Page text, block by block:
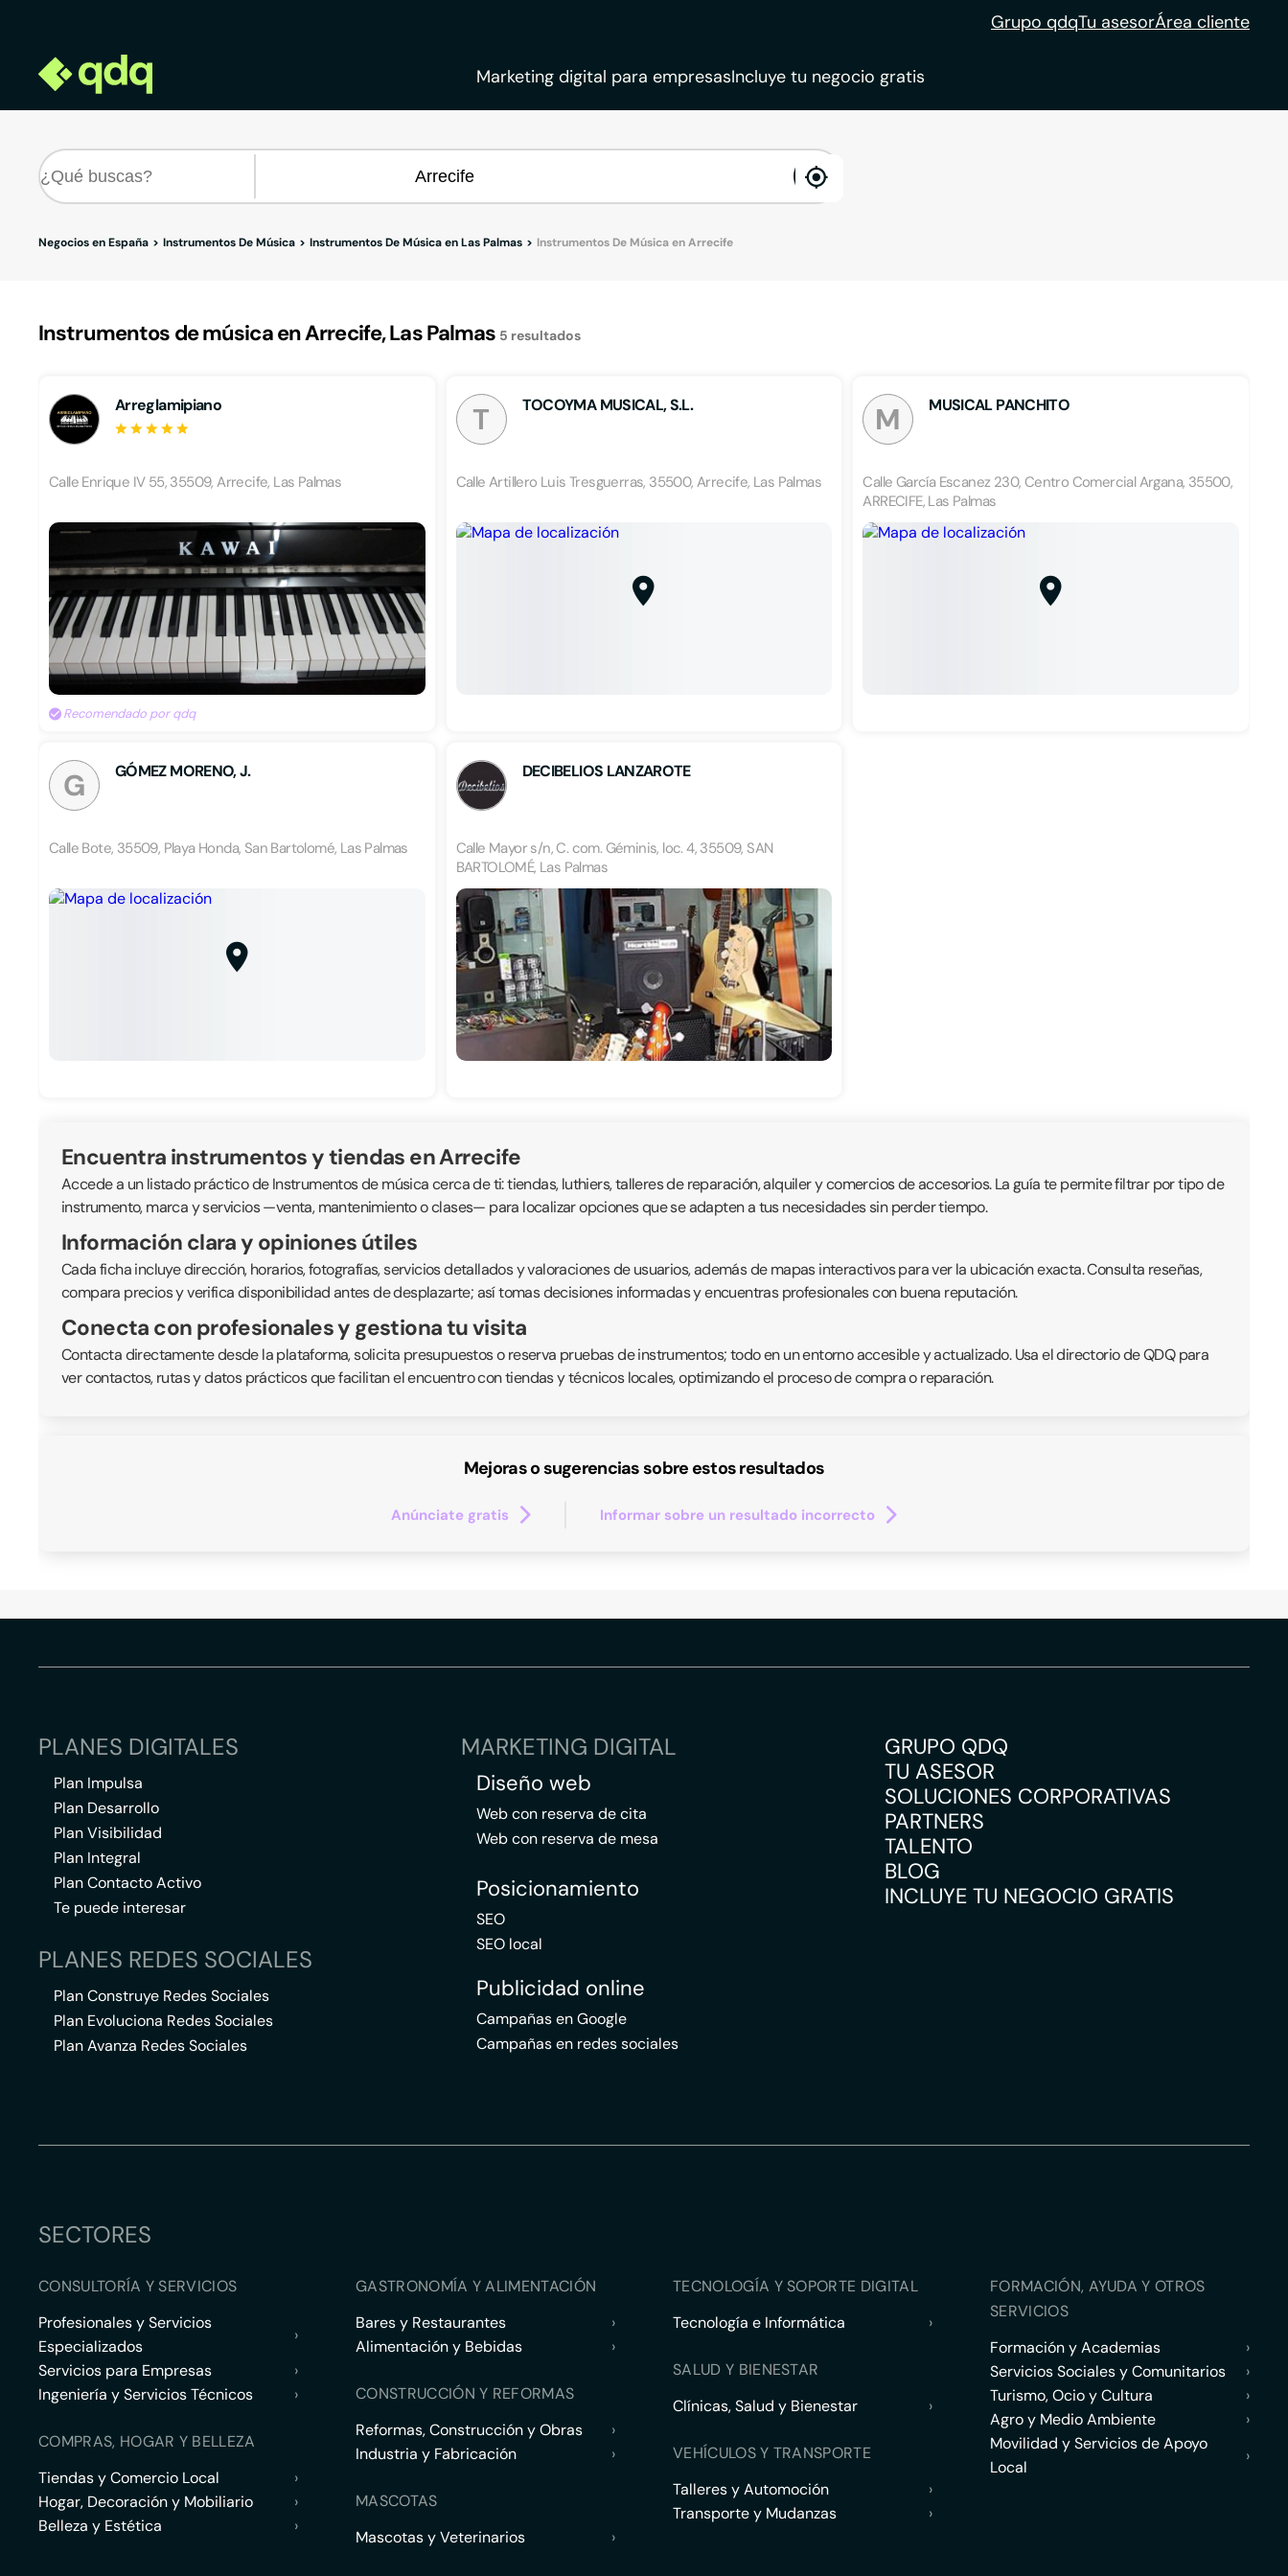
Grupo qdqTu asesorÁrea cliente
Marketing digital para empresasIncluye tu negocio gratis
enable
Negocios en España Instrumentos De Música Instrumentos De Música en Las Palmas Instrumentos De Música en Arrecife
Instrumentos de música en Arrecife, Las Palmas 5 resultados
Arreglamipiano
Calle Enrique IV 55, 35509, Arrecife, Las Palmas
Recomendado por qdq
T TOCOYMA MUSICAL, S.L.
Calle Artillero Luis Tresguerras, 35500, Arrecife, Las Palmas
M MUSICAL PANCHITO
Calle García Escanez 230, Centro Comercial Argana, 35500,
ARRECIFE, Las Palmas
G GÓMEZ MORENO, J.
Calle Bote, 35509, Playa Honda, San Bartolomé, Las Palmas
DECIBELIOS LANZAROTE
Calle Mayor s/n, C. com. Géminis, loc. 4, 35509, SAN
BARTOLOMÉ, Las Palmas
Encuentra instrumentos y tiendas en Arrecife
Accede a un listado práctico de Instrumentos de música cerca de ti: tiendas, luthiers, talleres de reparación, alquiler y comercios de accesorios. La guía te permite filtrar por tipo de
instrumento, marca y servicios —venta, mantenimiento o clases— para localizar opciones que se adapten a tus necesidades sin perder tiempo.
Información clara y opiniones útiles
Cada ficha incluye dirección, horarios, fotografías, servicios detallados y valoraciones de usuarios, además de mapas interactivos para ver la ubicación exacta. Consulta reseñas,
compara precios y verifica disponibilidad antes de desplazarte; así tomas decisiones informadas y encuentras profesionales con buena reputación.
Conecta con profesionales y gestiona tu visita
Contacta directamente desde la plataforma, solicita presupuestos o reserva pruebas de instrumentos; todo en un entorno accesible y actualizado. Usa el directorio de QDQ para
ver contactos, rutas y datos prácticos que facilitan el encuentro con tiendas y técnicos locales, optimizando el proceso de compra o reparación.
Mejoras o sugerencias sobre estos resultados
Anúnciate gratis Informar sobre un resultado incorrecto
PLANES DIGITALES
Plan Impulsa
Plan Desarrollo
Plan Visibilidad
Plan Integral
Plan Contacto Activo
Te puede interesar
PLANES REDES SOCIALES
Plan Construye Redes Sociales
Plan Evoluciona Redes Sociales
Plan Avanza Redes Sociales
MARKETING DIGITAL
Diseño web
Web con reserva de cita
Web con reserva de mesa
Posicionamiento
SEO
SEO local
Publicidad online
Campañas en Google
Campañas en redes sociales
GRUPO QDQ
TU ASESOR
SOLUCIONES CORPORATIVAS
PARTNERS
TALENTO
BLOG
INCLUYE TU NEGOCIO GRATIS
SECTORES
CONSULTORÍA Y SERVICIOS
Profesionales y Servicios
Especializados
›
Servicios para Empresas
›
Ingeniería y Servicios Técnicos
›
COMPRAS, HOGAR Y BELLEZA
Tiendas y Comercio Local
›
Hogar, Decoración y Mobiliario
›
Belleza y Estética
›
GASTRONOMÍA Y ALIMENTACIÓN
Bares y Restaurantes
›
Alimentación y Bebidas
›
CONSTRUCCIÓN Y REFORMAS
Reformas, Construcción y Obras
›
Industria y Fabricación
›
MASCOTAS
Mascotas y Veterinarios
›
TECNOLOGÍA Y SOPORTE DIGITAL
Tecnología e Informática
›
SALUD Y BIENESTAR
Clínicas, Salud y Bienestar
›
VEHÍCULOS Y TRANSPORTE
Talleres y Automoción
›
Transporte y Mudanzas
›
FORMACIÓN, AYUDA Y OTROS
SERVICIOS
Formación y Academias
›
Servicios Sociales y Comunitarios
›
Turismo, Ocio y Cultura
›
Agro y Medio Ambiente
›
Movilidad y Servicios de Apoyo
Local
›